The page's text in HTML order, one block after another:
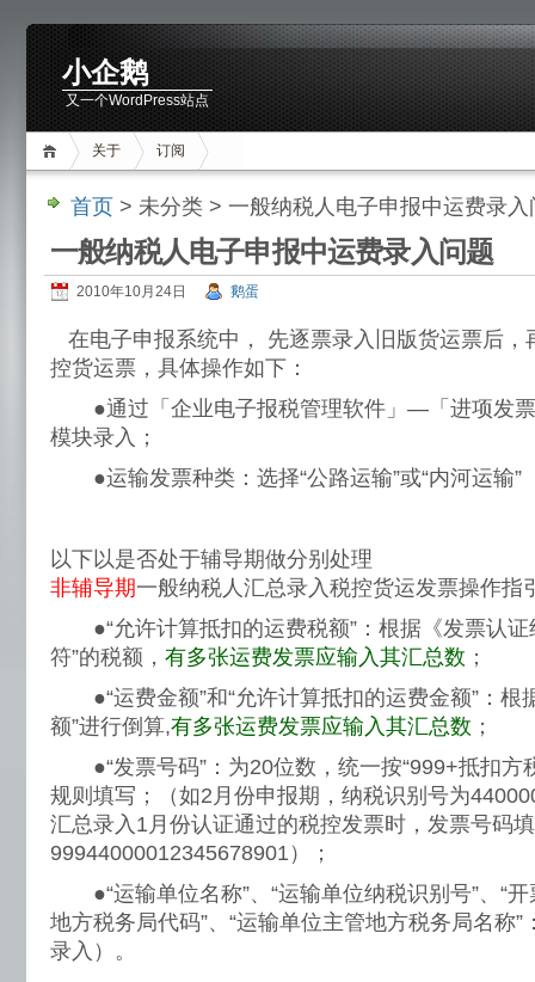
小企鹅
又一个WordPress站点
关于 订阅
首页 > 未分类 > 一般纳税人电子申报中运费录入
一般纳税人电子申报中运费录入问题
2010年10月24日 鹅蛋
在电子申报系统中， 先逐票录入旧版货运票后，
控货运票，具体操作如下：
●通过「企业电子报税管理软件」—「进项发
模块录入；
●运输发票种类：选择“公路运输”或“内河运输”
以下以是否处于辅导期做分别处理
非辅导期一般纳税人汇总录入税控货运发票操
●“允许计算抵扣的运费税额”：根据《发票认证
符”的税额， 有多张运费发票应输入其汇总数 ；
●“运费金额”和“允许计算抵扣的运费金额”：根
额”进行倒算,有多张运费发票应输入其汇总数 ；
●“发票号码”：为20位数，统一按“999+抵扣方
规则填写；（如2月份申报期，纳税识别号为
汇总录入1月份认证通过的税控发票时，发票号码
99944000012345678901）；
●“运输单位名称”、“运输单位纳税识别号”、“开
地方税务局代码”、“运输单位主管地方税务局名称
录入）。